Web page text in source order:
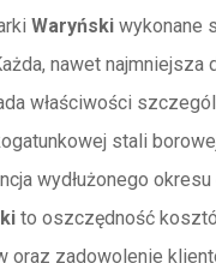
Waryński wykonane
nawet
właściwości
stali
wydłużonego okresu
to oszczędność
oraz zadowolenie